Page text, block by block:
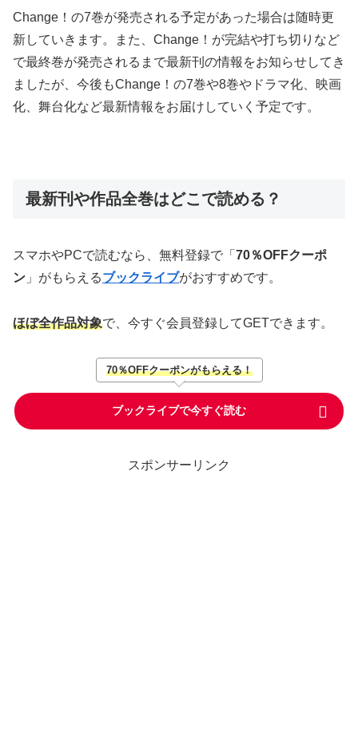
Change！の7巻が発売される予定があった場合は随時更
新していきます。また、Change！が完結や打ち切りなど
で最終巻が発売されるまで最新刊の情報をお知らせしてき
ましたが、今後もChange！の7巻や8巻やドラマ化、映画
化、舞台化など最新情報をお届けしていく予定です。
最新刊や作品全巻はどこで読める？
スマホやPCで読むなら、無料登録で「 70％OFFクーポ
ン 」がもらえるブックライブがおすすめです。
ほぼ全作品対象で、今すぐ会員登録してGETできます。
70％OFFクーポンがもらえる！
ブックライブで今すぐ読む
スポンサーリンク